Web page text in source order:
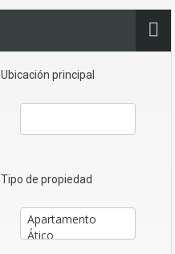
Ubicación principal
Tipo de propiedad